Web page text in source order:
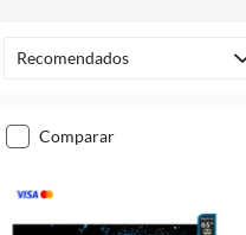
Recomendados
comparar